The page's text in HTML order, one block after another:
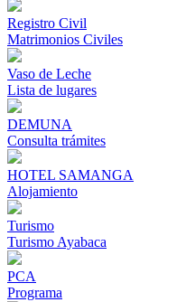
Registro Civil
Matrimonios Civiles
Vaso de Leche
Lista de lugares
DEMUNA
Consulta trámites
HOTEL SAMANGA
Alojamiento
Turismo
Turismo Ayabaca
PCA
Programa